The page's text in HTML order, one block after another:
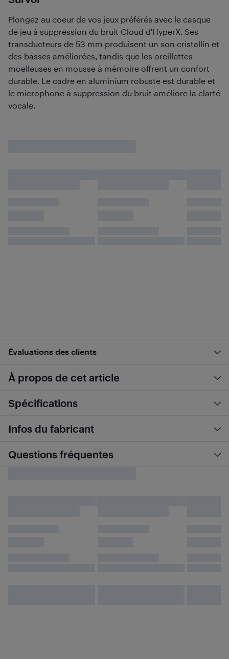
Plongez au coeur de vos jeux préférés avec le casque
de jeu à suppression du bruit Cloud d'HyperX. Ses
transducteurs de 53 mm produisent un son cristallin et
des basses améliorées, tandis que les oreillettes
moelleuses en mousse à mémoire offrent un confort
durable. Le cadre en aluminium robuste est durable et
le microphone à suppression du bruit améliore la clarté
vocale.
Évaluations des clients
À propos de cet article
Spécifications
Infos du fabricant
Questions fréquentes